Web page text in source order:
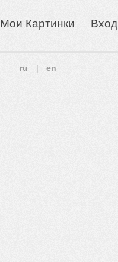
Мои Картинки Вход
ru en